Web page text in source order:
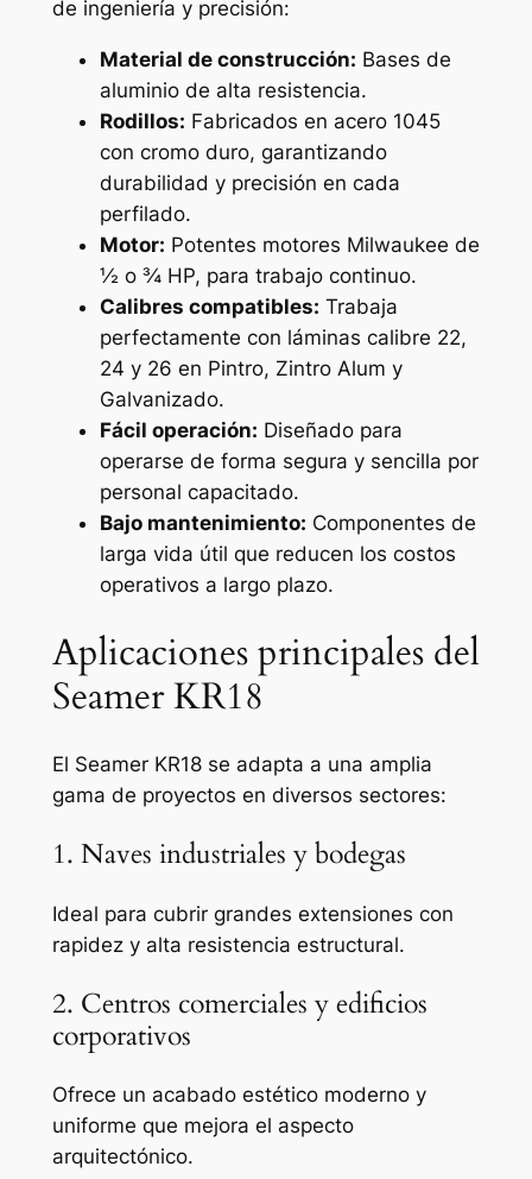
de ingeniería y precisión:
Material de construcción: Bases de
aluminio de alta resistencia.
Rodillos: Fabricados en acero 1045
con cromo duro, garantizando
durabilidad y precisión en cada
perfilado.
Motor: Potentes motores Milwaukee de
½ o ¾ HP, para trabajo continuo.
Calibres compatibles: Trabaja
perfectamente con láminas calibre 22,
24 y 26 en Pintro, Zintro Alum y
Galvanizado.
Fácil operación: Diseñado para
operarse de forma segura y sencilla por
personal capacitado.
Bajo mantenimiento: Componentes de
larga vida útil que reducen los costos
operativos a largo plazo.
Aplicaciones principales del
Seamer KR18
El Seamer KR18 se adapta a una amplia
gama de proyectos en diversos sectores:
1. Naves industriales y bodegas
Ideal para cubrir grandes extensiones con
rapidez y alta resistencia estructural.
2. Centros comerciales y edificios
corporativos
Ofrece un acabado estético moderno y
uniforme que mejora el aspecto
arquitectónico.